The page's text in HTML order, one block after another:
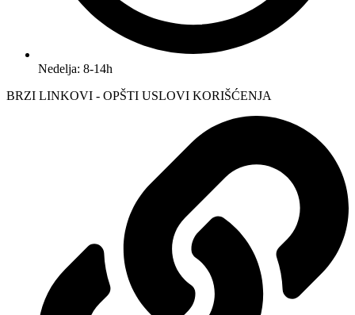
Nedelja: 8-14h
BRZI LINKOVI - OPŠTI USLOVI KORIŠĆENJA